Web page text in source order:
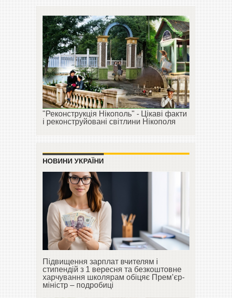
"Реконструкція Нікополь" - Цікаві факти
і реконструйовані світлини Нікополя
НОВИНИ УКРАЇНИ
Підвищення зарплат вчителям і
стипендій з 1 вересня та безкоштовне
харчування школярам обіцяє Прем’єр-
міністр – подробиці